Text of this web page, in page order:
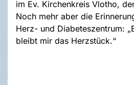
im Ev. Kirchenkreis Vlotho,
Noch mehr aber die
Herz- und Diabeteszentrum:
bleibt mir das Herzstück.“